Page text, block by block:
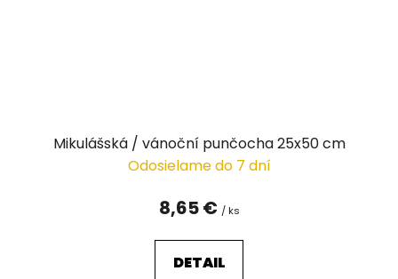
Mikulášská / vánoční punčocha 25x50 cm
Odosielame do 7 dní
8,65 € / ks
DETAIL